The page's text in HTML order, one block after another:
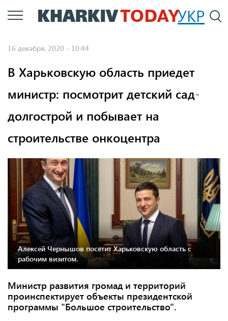
Перейти
к
УКР
16 декабря, 2020 - 10:44
В Харьковскую область приедет
министр: посмотрит детский сад-
долгострой и побывает на
строительстве онкоцентра
Алексей Чернышов посетит Харьковскую область с
рабочим визитом.
Министр развития громад и территорий
проинспектирует объекты президентской
программы "Большое строительство".